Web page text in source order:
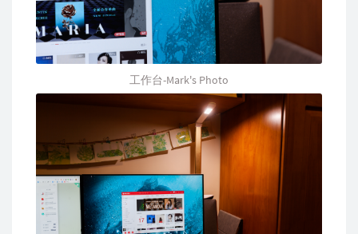
工作台-Mark's Photo